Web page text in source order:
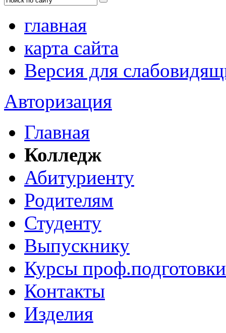
главная
карта сайта
Версия для
Авторизация
Главная
Колледж
Абитуриенту
Родителям
Студенту
Выпускнику
Курсы проф.подготовки
Контакты
Изделия